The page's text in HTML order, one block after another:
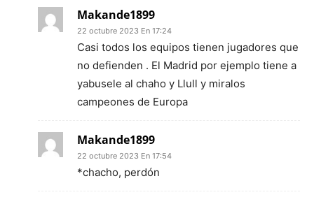
Makande1899
22 octubre 2023 En 17:24
Casi todos los equipos tienen jugadores que
no defienden . El Madrid por ejemplo tiene a
yabusele al chaho y Llull y miralos
campeones de Europa
Makande1899
22 octubre 2023 En 17:54
*chacho, perdón